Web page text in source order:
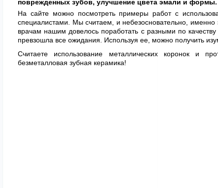
поврежденных зубов, улучшение цвета эмали и формы.
На сайте можно посмотреть примеры работ с
специалистами. Мы считаем, и небезосновательно,
врачам нашим довелось поработать с разными по
превзошла все ожидания. Используя ее, можно получить
Считаете использование металлических коронок и
безметалловая зубная керамика!